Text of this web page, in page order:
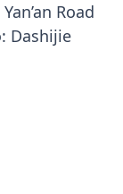
Road
Dashijie